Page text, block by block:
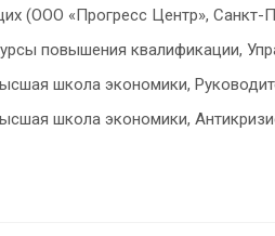
(ООО «Прогресс Центр», Санкт-
повышения квалификации,
школа экономики,
школа экономики,